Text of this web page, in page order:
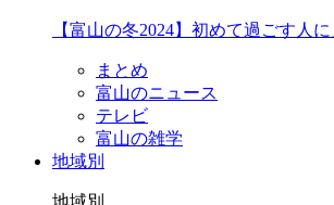
【富山の冬2024】初めて過ごす人
まとめ
富山のニュース
テレビ
富山の雑学
地域別
地域別